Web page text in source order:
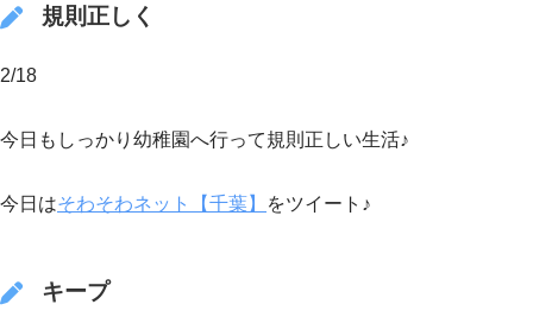
規則正しく
2/18
今日もしっかり幼稚園へ行って規則正しい生活♪
今日はそわそわネット【千葉】 をツイート♪
キープ